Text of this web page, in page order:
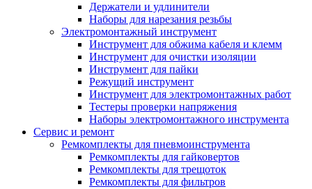
Держатели и удлинители
Наборы для нарезания резьбы
Электромонтажный инструмент
Инструмент для обжима кабеля и клемм
Инструмент для очистки изоляции
Инструмент для пайки
Режущий инструмент
Инструмент для электромонтажных работ
Тестеры проверки напряжения
Наборы электромонтажного инструмента
Сервис и ремонт
Ремкомплекты для пневмоинструмента
Ремкомплекты для гайковертов
Ремкомплекты для трещоток
Ремкомплекты для фильтров